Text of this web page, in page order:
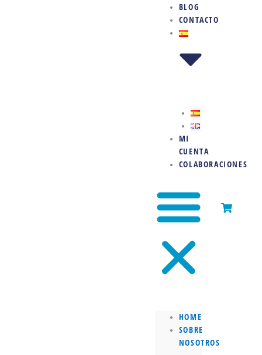
BLOG
CONTACTO
MI
CUENTA
COLABORACIONES
HOME
SOBRE
NOSOTROS